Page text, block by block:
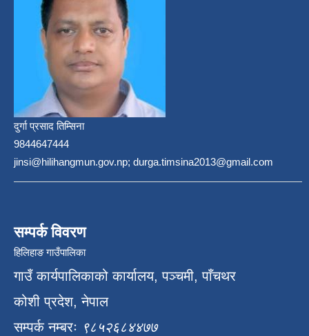
दुर्गा प्रसाद तिम्सिना
9844647444
jinsi@hilihangmun.gov.np; durga.timsina2013@gmail.com
सम्पर्क विवरण
हिलिहाङ गाउँपालिका
गाउँ कार्यपालिकाको कार्यालय, पञ्चमी, पाँचथर
कोशी प्रदेश, नेपाल
सम्पर्क नम्बरः ९८५२६८४४७७